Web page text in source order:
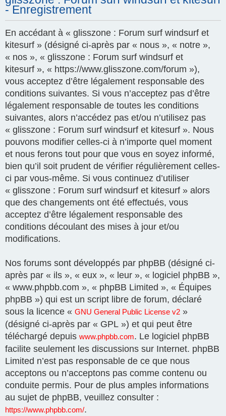
- Enregistrement
En accédant à « glisszone : Forum surf windsurf et
kitesurf » (désigné ci-après par « nous », « notre »,
« nos », « glisszone : Forum surf windsurf et
kitesurf », « https://www.glisszone.com/forum »),
vous acceptez d’être légalement responsable des
conditions suivantes. Si vous n’acceptez pas d’être
légalement responsable de toutes les conditions
suivantes, alors n’accédez pas et/ou n’utilisez pas
« glisszone : Forum surf windsurf et kitesurf ». Nous
pouvons modifier celles-ci à n’importe quel moment
et nous ferons tout pour que vous en soyez informé,
bien qu’il soit prudent de vérifier régulièrement celles-
ci par vous-même. Si vous continuez d’utiliser
« glisszone : Forum surf windsurf et kitesurf » alors
que des changements ont été effectués, vous
acceptez d’être légalement responsable des
conditions découlant des mises à jour et/ou
modifications.
Nos forums sont développés par phpBB (désigné ci-
après par « ils », « eux », « leur », « logiciel phpBB »,
« www.phpbb.com », « phpBB Limited », « Équipes
phpBB ») qui est un script libre de forum, déclaré
sous la licence « GNU General Public License v2 »
(désigné ci-après par « GPL ») et qui peut être
téléchargé depuis www.phpbb.com. Le logiciel phpBB
facilite seulement les discussions sur Internet. phpBB
Limited n’est pas responsable de ce que nous
acceptons ou n’acceptons pas comme contenu ou
conduite permis. Pour de plus amples informations
au sujet de phpBB, veuillez consulter :
https://www.phpbb.com/.